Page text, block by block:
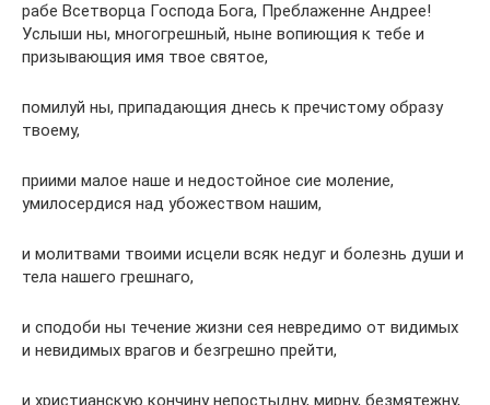
рабе Всетворца Господа Бога, Преблаженне Андрее!
Услыши ны, многогрешный, ныне вопиющия к тебе и
призывающия имя твое святое,
помилуй ны, припадающия днесь к пречистому образу
твоему,
приими малое наше и недостойное сие моление,
умилосердися над убожеством нашим,
и молитвами твоими исцели всяк недуг и болезнь души и
тела нашего грешнаго,
и сподоби ны течение жизни сея невредимо от видимых
и невидимых врагов и безгрешно прейти,
и христианскую кончину непостыдну, мирну, безмятежну,